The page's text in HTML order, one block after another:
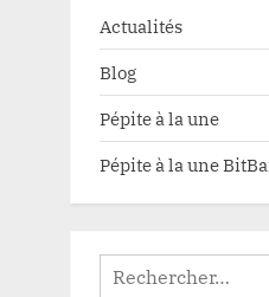
Actualités
Blog
Pépite à la une
Pépite à la une
Rechercher :